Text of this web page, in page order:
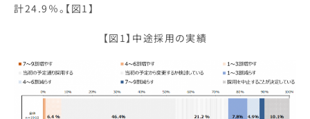
計24.9％。【図1】
【図1】中途採用の実績